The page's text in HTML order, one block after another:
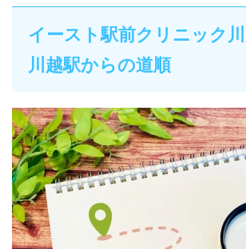
イースト駅前クリニック
川越駅からの道順